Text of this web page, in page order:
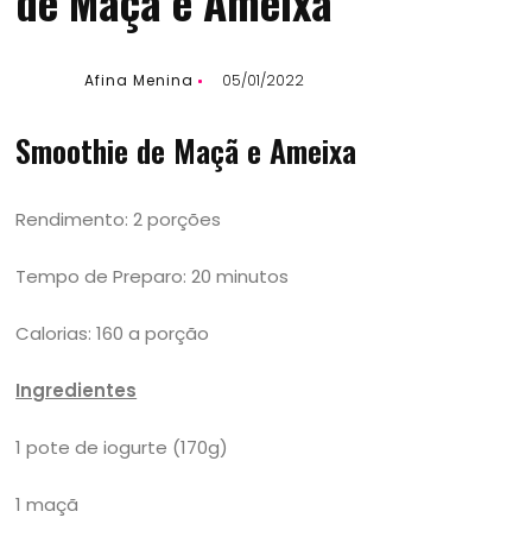
Afina Menina 05/01/2022
Smoothie de Maçã e Ameixa
Rendimento: 2 porções
Tempo de Preparo: 20 minutos
Calorias: 160 a porção
Ingredientes
1 pote de iogurte (170g)
1 maçã